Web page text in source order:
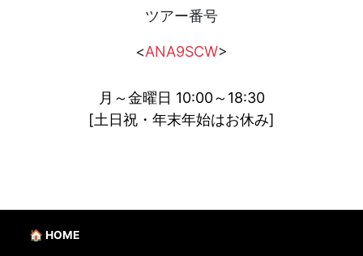
ツアー番号
<ANA9SCW>
月～金曜日 10:00～18:30
[土日祝・年末年始はお休み]
🏠 HOME